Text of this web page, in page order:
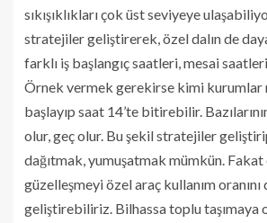
sıkışıklıkları çok üst seviyeye
stratejiler geliştirerek, özel dalın de
farklı iş başlangıç saatleri, mesai
Örnek vermek gerekirse kimi kurumlar
başlayıp saat 14’te bitirebilir.
olur, geç olur. Bu şekil stratejiler
dağıtmak, yumuşatmak mümkün. Fakat
güzelleşmeyi özel araç kullanım oranını
geliştirebiliriz. Bilhassa toplu taşımaya